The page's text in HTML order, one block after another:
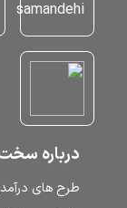
درباره
طرح‌ های